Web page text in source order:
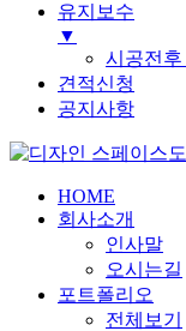
유지보수
▼
시공전후
견적신청
공지사항
HOME
회사소개
인사말
오시는길
포트폴리오
전체보기